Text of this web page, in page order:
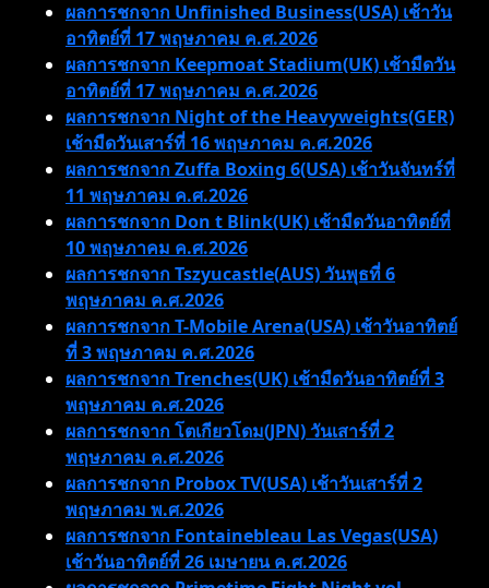
ผลการชกจาก Unfinished Business(USA) เช้าวัน
อาทิตย์ที่ 17 พฤษภาคม ค.ศ.2026
ผลการชกจาก Keepmoat Stadium(UK) เช้ามืดวัน
อาทิตย์ที่ 17 พฤษภาคม ค.ศ.2026
ผลการชกจาก Night of the Heavyweights(GER)
เช้ามืดวันเสาร์ที่ 16 พฤษภาคม ค.ศ.2026
ผลการชกจาก Zuffa Boxing 6(USA) เช้าวันจันทร์ที่
11 พฤษภาคม ค.ศ.2026
ผลการชกจาก Don t Blink(UK) เช้ามืดวันอาทิตย์ที่
10 พฤษภาคม ค.ศ.2026
ผลการชกจาก Tszyucastle(AUS) วันพุธที่ 6
พฤษภาคม ค.ศ.2026
ผลการชกจาก T-Mobile Arena(USA) เช้าวันอาทิตย์
ที่ 3 พฤษภาคม ค.ศ.2026
ผลการชกจาก Trenches(UK) เช้ามืดวันอาทิตย์ที่ 3
พฤษภาคม ค.ศ.2026
ผลการชกจาก โตเกียวโดม(JPN) วันเสาร์ที่ 2
พฤษภาคม ค.ศ.2026
ผลการชกจาก Probox TV(USA) เช้าวันเสาร์ที่ 2
พฤษภาคม พ.ศ.2026
ผลการชกจาก Fontainebleau Las Vegas(USA)
เช้าวันอาทิตย์ที่ 26 เมษายน ค.ศ.2026